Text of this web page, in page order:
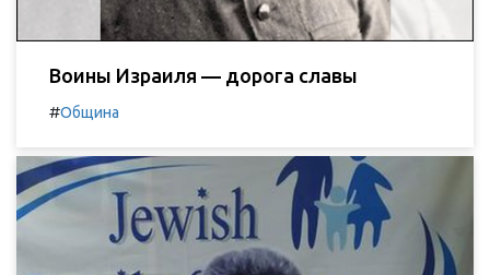
Воины Израиля — дорога славы
#Община